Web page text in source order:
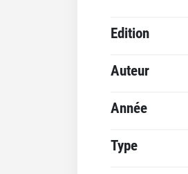
Edition
Auteur
Année
Type